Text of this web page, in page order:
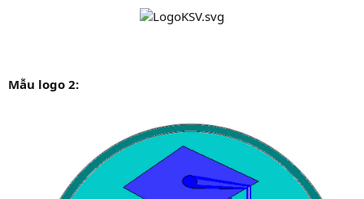
Mẫu logo 2: